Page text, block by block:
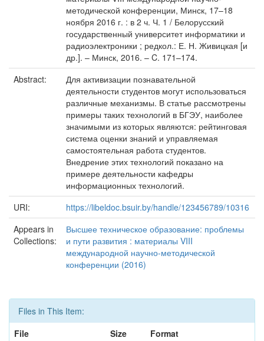
методической конференции, Минск, 17–18
ноября 2016 г. : в 2 ч. Ч. 1 / Белорусский
государственный университет информатики и
радиоэлектроники ; редкол.: Е. Н. Живицкая [и
др.]. – Минск, 2016. – C. 171–174.
Abstract:
Для активизации познавательной
деятельности студентов могут использоваться
различные механизмы. В статье рассмотрены
примеры таких технологий в БГЭУ, наиболее
значимыми из которых являются: рейтинговая
система оценки знаний и управляемая
самостоятельная работа студентов.
Внедрение этих технологий показано на
примере деятельности кафедры
информационных технологий.
URI:
https://libeldoc.bsuir.by/handle/123456789/10316
Appears in
Collections:
Высшее техническое образование: проблемы
и пути развития : материалы VIII
международной научно-методической
конференции (2016)
Files in This Item:
File
Size Format